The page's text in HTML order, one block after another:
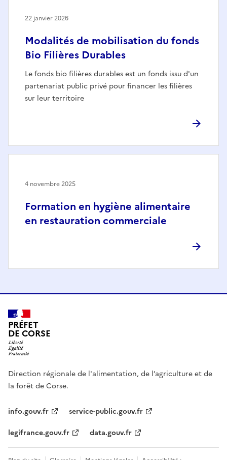
Modalités de mobilisation du fonds
Bio Filières Durables
Le fonds bio filières durables est un fonds issu d'un
partenariat public privé pour financer les filières
sur leur territoire
22 janvier 2026
Formation en hygiène alimentaire
en restauration commerciale
4 novembre 2025
PRÉFET
DE CORSE
Direction régionale de l'alimentation, de l’agriculture et de
la forêt de Corse.
info.gouv.fr
service-public.gouv.fr
legifrance.gouv.fr
data.gouv.fr